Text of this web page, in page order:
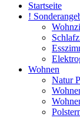
Startseite
!
Wohnen
Natur